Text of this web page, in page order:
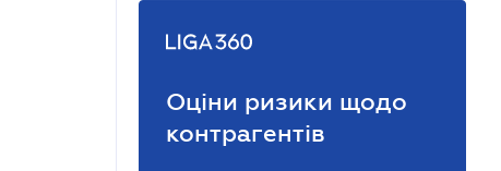
Оціни ризики щодо
контрагентів